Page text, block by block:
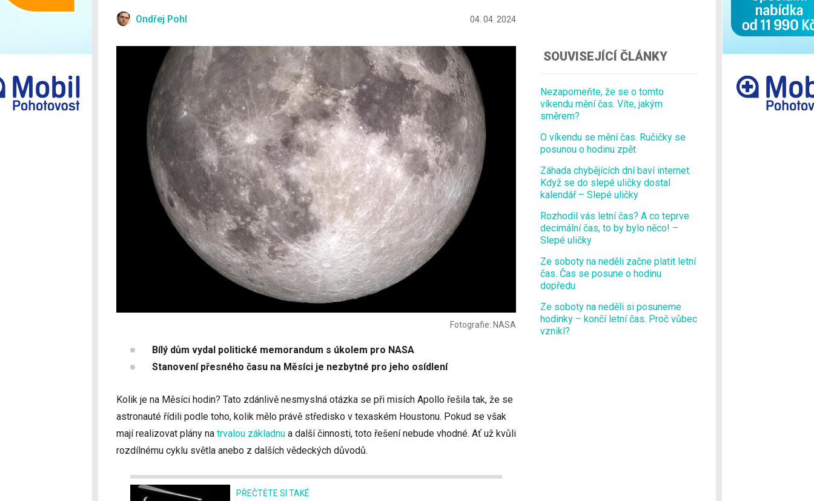
Ondřej Pohl 04. 04. 2024
Fotografie: NASA
Bílý dům vydal politické memorandum s úkolem pro NASA
Stanovení přesného času na Měsíci je nezbytné pro jeho osídlení
Kolik je na Měsíci hodin? Tato zdánlivě nesmyslná otázka se při misích Apollo řešila tak, že se
astronauté řídili podle toho, kolik mělo právě středisko v texaském Houstonu. Pokud se však
mají realizovat plány na trvalou základnu a další činnosti, toto řešení nebude vhodné. Ať už kvůli
rozdílnému cyklu světla anebo z dalších vědeckých důvodů.
PŘEČTĚTE SI TAKÉ
SOUVISEJÍCÍ ČLÁNKY
Nezapomeňte, že se o tomto
víkendu mění čas. Víte, jakým
směrem?
O víkendu se mění čas. Ručičky se
posunou o hodinu zpět
Záhada chybějících dní baví internet.
Když se do slepé uličky dostal
kalendář – Slepé uličky
Rozhodil vás letní čas? A co teprve
decimální čas, to by bylo něco! –
Slepé uličky
Ze soboty na neděli začne platit letní
čas. Čas se posune o hodinu
dopředu
Ze soboty na neděli si posuneme
hodinky – končí letní čas. Proč vůbec
vznikl?